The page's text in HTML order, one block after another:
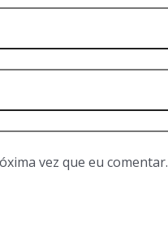
vez que eu comentar.